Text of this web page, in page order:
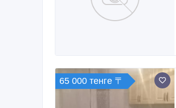
65 000 тенге 〒